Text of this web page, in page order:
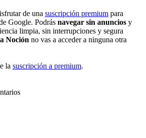
de una suscripción premium para
Google. Podrás navegar sin anuncios y
limpia, sin interrupciones y segura
Noción no vas a acceder a ninguna otra
la suscripción a premium.